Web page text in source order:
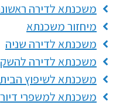
משכנתא לדירה ראשונה
מיחזור משכנתא
משכנתא לדירה שניה
משכנתא לדירה להשקעה
משכנתא לשיפוץ הבית
משכנתא למשפרי דיור